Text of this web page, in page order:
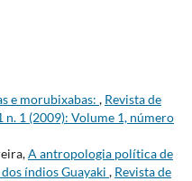
e morubixabas: , Revista de
n. 1 (2009): Volume 1, número
A antropologia política de
índios Guayaki , Revista de